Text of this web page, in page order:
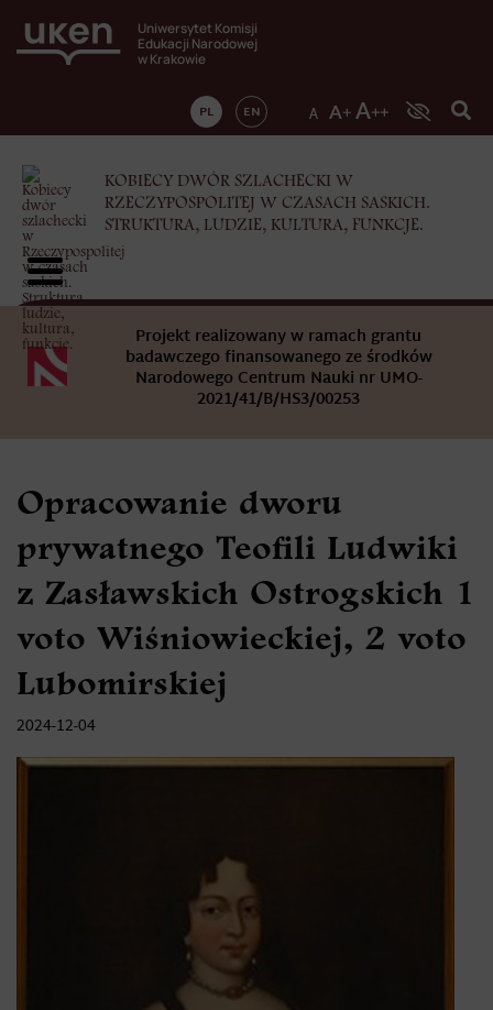
Uniwersytet Komisji
Edukacji Narodowej
w Krakowie
PL EN
KOBIECY DWÓR SZLACHECKI W
RZECZYPOSPOLITEJ W CZASACH SASKICH.
STRUKTURA, LUDZIE, KULTURA, FUNKCJE.
Projekt realizowany w ramach grantu
badawczego finansowanego ze środków
Narodowego Centrum Nauki nr UMO-
2021/41/B/HS3/00253
Opracowanie dworu
prywatnego Teofili Ludwiki
z Zasławskich Ostrogskich 1
voto Wiśniowieckiej, 2 voto
Lubomirskiej
2024-12-04